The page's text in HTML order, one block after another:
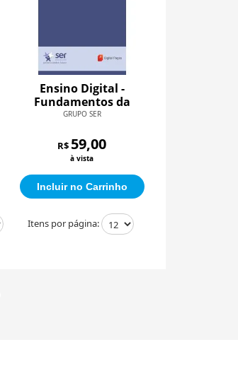
Ensino Digital -
Fundamentos da
Educação a Distância
GRUPO SER
R$ 59,00
à vista
Incluir no Carrinho
Itens por página: